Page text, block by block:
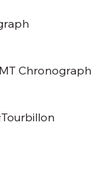
Chronograph